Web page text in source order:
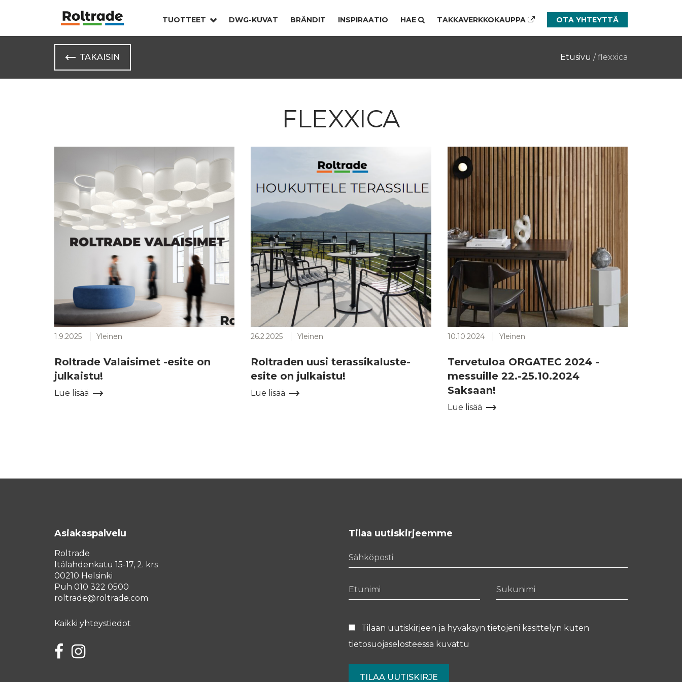
TUOTTEET DWG-KUVAT BRÄNDIT INSPIRAATIO HAE TAKKAVERKKOKAUPPA OTA YHTEYTTÄ
TAKAISIN Etusivu /flexxica
FLEXXICA
1.9.2025 Yleinen
Roltrade Valaisimet -esite on
julkaistu!
Lue lisää
26.2.2025 Yleinen
Roltraden uusi terassikaluste-
esite on julkaistu!
Lue lisää
10.10.2024 Yleinen
Tervetuloa ORGATEC 2024 -
messuille 22.-25.10.2024
Saksaan!
Lue lisää
Asiakaspalvelu
Roltrade
Itälahdenkatu 15-17, 2. krs
00210 Helsinki
Puh 010 322 0500
roltrade@roltrade.com
Kaikki yhteystiedot
FacebookInstagram
Tilaa uutiskirjeemme
Sähköposti
Etunimi Sukunimi
Tilaan uutiskirjeen ja hyväksyn tietojeni käsittelyn kuten
tietosuojaselosteessa kuvattu